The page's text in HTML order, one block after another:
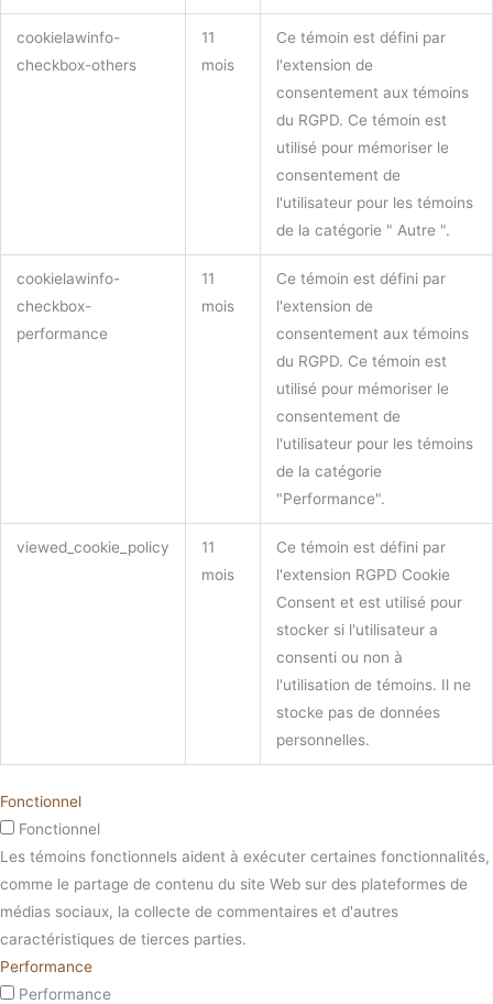
cookielawinfo-
checkbox-others
11
mois
Ce témoin est défini par
l'extension de
consentement aux témoins
du RGPD. Ce témoin est
utilisé pour mémoriser le
consentement de
l'utilisateur pour les témoins
de la catégorie " Autre ".
cookielawinfo-
checkbox-
performance
11
mois
Ce témoin est défini par
l'extension de
consentement aux témoins
du RGPD. Ce témoin est
utilisé pour mémoriser le
consentement de
l'utilisateur pour les témoins
de la catégorie
"Performance".
viewed_cookie_policy
11
mois
Ce témoin est défini par
l'extension RGPD Cookie
Consent et est utilisé pour
stocker si l'utilisateur a
consenti ou non à
l'utilisation de témoins. Il ne
stocke pas de données
personnelles.
Fonctionnel
Fonctionnel
Les témoins fonctionnels aident à exécuter certaines fonctionnalités,
comme le partage de contenu du site Web sur des plateformes de
médias sociaux, la collecte de commentaires et d'autres
caractéristiques de tierces parties.
Performance
Performance